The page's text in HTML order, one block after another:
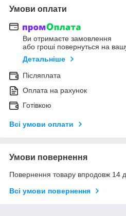
Умови оплати
Ви отримаєте замовлення
або гроші повернуться на
Детальніше
Післяплата
Оплата на рахунок
Готівкою
Всі умови оплати
Умови повернення
Повернення товару впродовж 14
Всі умови повернення